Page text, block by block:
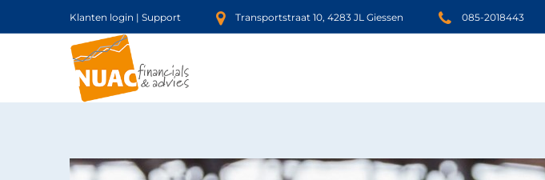
Klanten login | Support Transportstraat 10, 4283 JL Giessen 085-2018443